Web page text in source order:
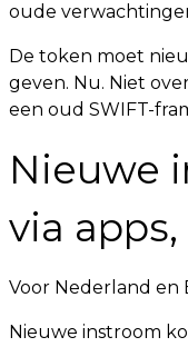
oude
De token moet
geven. Nu. Niet
een oud SWIFT-
Nieuwe
via
Voor Nederland en
Nieuwe instroom